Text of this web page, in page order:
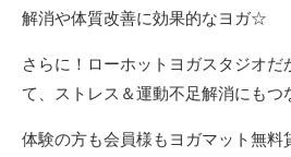
解消や体質改善に効果的なヨガ☆
さらに！ローホットヨガスタジオだ
て、ストレス＆運動不足解消にもつ
体験の方も会員様もヨガマット無料